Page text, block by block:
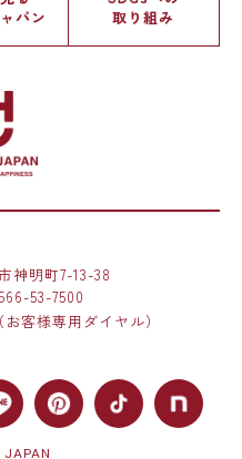
パン
取り組み
神明町7-13-38
53-7500
（お客様専用ダイヤル）
JAPAN